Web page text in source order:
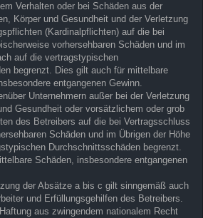
Verhalten oder bei Schäden aus der
Körper und Gesundheit und der Verletzung
(Kardinalpflichten) auf die bei
vorhersehbaren Schäden und im
auf die vertragstypischen
begrenzt. Dies gilt auch für mittelbare
entgangenen Gewinn.
Unternehmern außer bei der Verletzung
Gesundheit oder vorsätzlichem oder grob
des Betreibers auf die bei Vertragsschluss
Schäden und im Übrigen der Höhe
Durchschnittsschäden begrenzt.
Schäden, insbesondere entgangenen
der Absätze a bis c gilt sinngemäß auch
und Erfüllungsgehilfen des Betreibers.
aus zwingendem nationalem Recht